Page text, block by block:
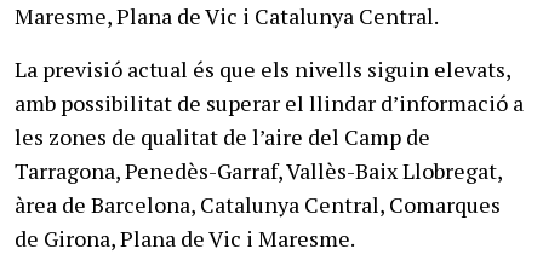
Maresme, Plana de Vic i Catalunya Central.
La previsió actual és que els nivells siguin elevats,
amb possibilitat de superar el llindar d’informació a
les zones de qualitat de l’aire del Camp de
Tarragona, Penedès-Garraf, Vallès-Baix Llobregat,
àrea de Barcelona, Catalunya Central, Comarques
de Girona, Plana de Vic i Maresme.